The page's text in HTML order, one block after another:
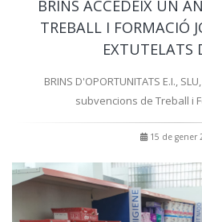
BRINS ACCEDEIX UN
TREBALL I FORMACIÓ
EXTUTELATS
BRINS D'OPORTUNITATS E.I.,
subvencions de Treball i
15 de gener